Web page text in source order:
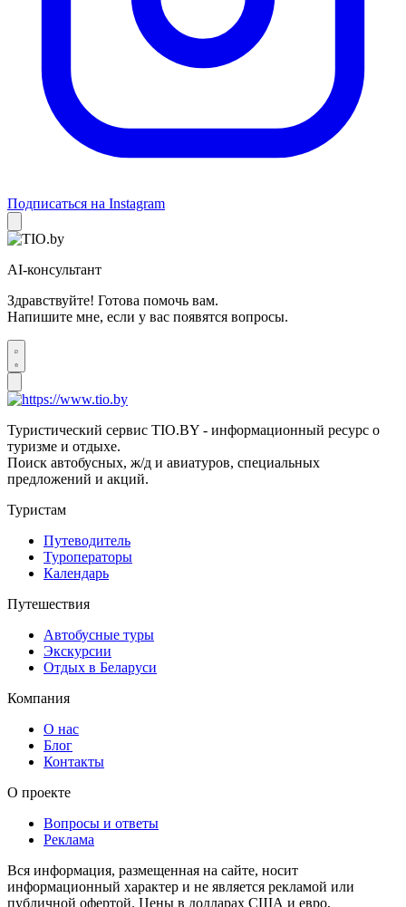
Подписаться на Instagram
AI-консультант
Здравствуйте! Готова помочь вам.
Напишите мне, если у вас появятся вопросы.
Туристический сервис TIO.BY - информационный ресурс о
туризме и отдыхе.
Поиск автобусных, ж/д и авиатуров, специальных
предложений и акций.
Туристам
Путеводитель
Туроператоры
Календарь
Путешествия
Автобусные туры
Экскурсии
Отдых в Беларуси
Компания
О нас
Блог
Контакты
О проекте
Вопросы и ответы
Реклама
Вся информация, размещенная на сайте, носит
информационный характер и не является рекламой или
публичной офертой. Цены в долларах США и евро,